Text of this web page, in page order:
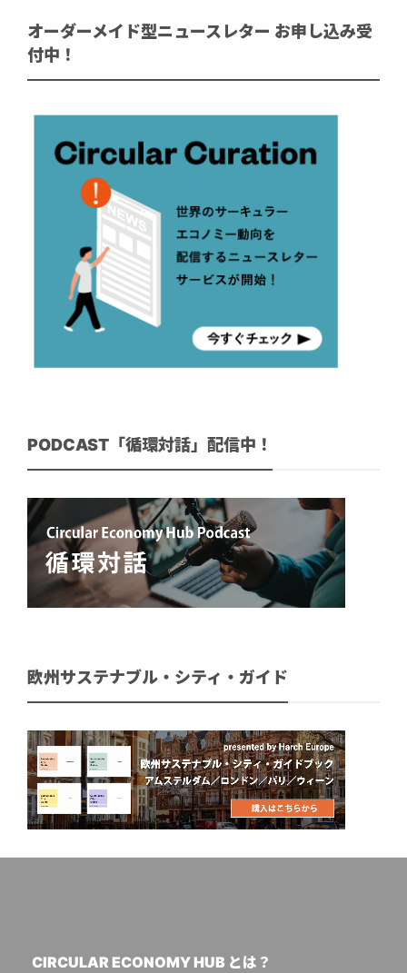
オーダーメイド型ニュースレター お申し込み受
付中！
PODCAST「循環対話」配信中！
欧州サステナブル・シティ・ガイド
CIRCULAR ECONOMY HUB とは？